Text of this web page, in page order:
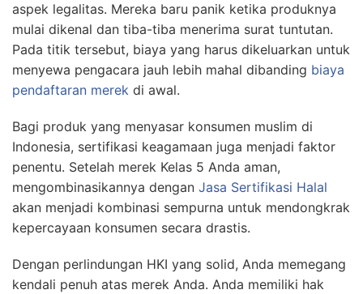
aspek legalitas. Mereka baru panik ketika produknya
mulai dikenal dan tiba-tiba menerima surat tuntutan.
Pada titik tersebut, biaya yang harus dikeluarkan untuk
menyewa pengacara jauh lebih mahal dibanding biaya
pendaftaran merek di awal.
Bagi produk yang menyasar konsumen muslim di
Indonesia, sertifikasi keagamaan juga menjadi faktor
penentu. Setelah merek Kelas 5 Anda aman,
mengombinasikannya dengan Jasa Sertifikasi Halal
akan menjadi kombinasi sempurna untuk mendongkrak
kepercayaan konsumen secara drastis.
Dengan perlindungan HKI yang solid, Anda memegang
kendali penuh atas merek Anda. Anda memiliki hak